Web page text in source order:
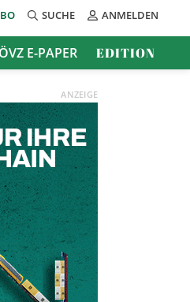
SUCHE ANMELDEN
ÖVZ E-PAPER EDITION
ANZEIGE